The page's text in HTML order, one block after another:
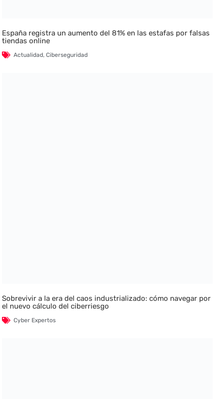
España registra un aumento del 81% en las estafas por falsas
tiendas online
Actualidad,Ciberseguridad
Sobrevivir a la era del caos industrializado: cómo navegar por
el nuevo cálculo del ciberriesgo
Cyber Expertos